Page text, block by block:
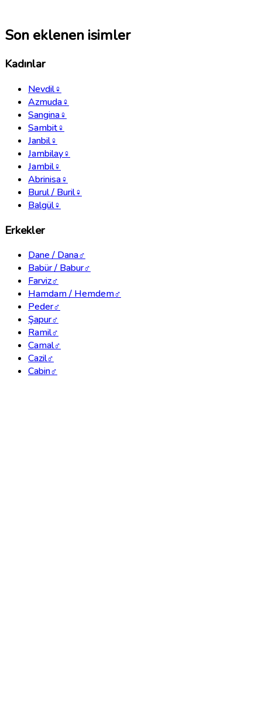
Son eklenen isimler
Kadınlar
Nevdil♀
Azmuda♀
Sangina♀
Sambit♀
Janbil♀
Jambilay♀
Jambil♀
Abrinisa♀
Burul / Buril♀
Balgül♀
Erkekler
Dane / Dana♂
Babür / Babur♂
Farviz♂
Hamdam / Hemdem♂
Peder♂
Şapur♂
Ramil♂
Camal♂
Cazil♂
Cabin♂